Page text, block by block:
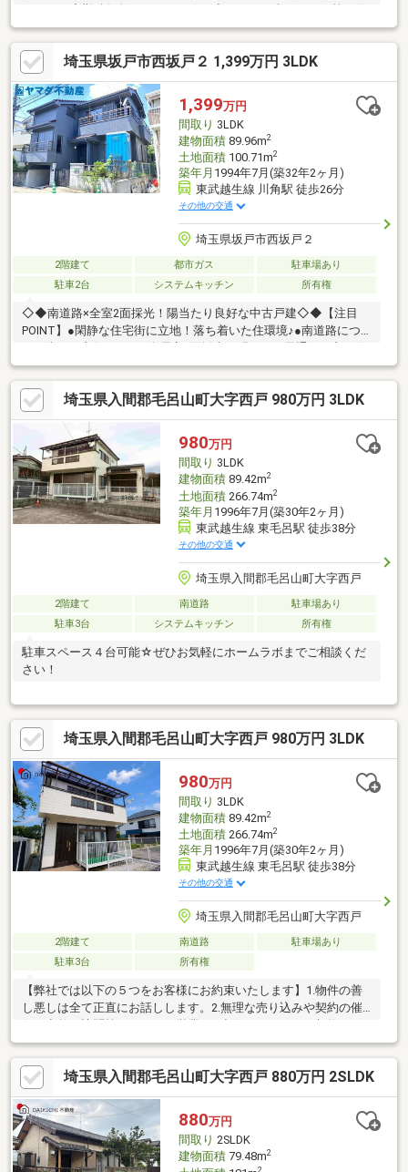
りがあり、そちらを完済、住宅ローン１本にしたいです。◆他の
不動産会社でローンが通りませんでした。◆住み替えで家を買い
たいのですが、どうすれば良いですか。→AIを駆使した査定書を
即日にお渡し致します。約１ヵ月でお住替えができます。お気軽
に、お声掛け下さいませ。
埼玉県坂戸市西坂戸２ 1,399万円 3LDK
1,399万円
間取り 3LDK
建物面積89.96m2
土地面積100.71m2
築年月 1994年7月(築32年2ヶ月)
東武越生線 川角駅 徒歩26分
その他の交通
埼玉県坂戸市西坂戸２
2階建て 都市ガス
駐車場あり
駐車2台
システムキッチン 所有権
◇◆南道路×全室2面採光！陽当たり良好な中古戸建◇◆【注目
POINT】●閑静な住宅街に立地！落ち着いた住環境♪●南道路につ
まい！●カースペース2台可（車種による）資金計画や住宅ローン
審査などのじっくり相談や、現地集合現地解散のサクッと見学な
どご希望に合わせたご案内が可能です！価格相談・ヤマダポイン
ト・家具家電特別割引などお得な情報盛りだくさん♪
埼玉県入間郡毛呂山町大字西戸 980万円 3LDK
980万円
間取り 3LDK
建物面積89.42m2
土地面積266.74m2
築年月 1996年7月(築30年2ヶ月)
東武越生線 東毛呂駅 徒歩38分
その他の交通
埼玉県入間郡毛呂山町大字西戸
2階建て 南道路
駐車場あり
駐車3台
システムキッチン 所有権
駐車スペース４台可能☆ぜひお気軽にホームラボまでご相談くだ
さい！
埼玉県入間郡毛呂山町大字西戸 980万円 3LDK
980万円
間取り 3LDK
建物面積89.42m2
土地面積266.74m2
築年月 1996年7月(築30年2ヶ月)
東武越生線 東毛呂駅 徒歩38分
その他の交通
埼玉県入間郡毛呂山町大字西戸
2階建て 南道路
駐車場あり
駐車3台
所有権
【弊社では以下の５つをお客様にお約束いたします】1.物件の善
し悪しは全て正直にお話しします。2.無理な売り込みや契約の催
ら終わりではなくお引き渡し後、お引越し後もお客様のパートナ
ーであること。 4.ウソやおとり広告は一切使いません。(データ更
新は迅速に行います。）5.お客様の個人情報は細心の注意を払っ
て取り扱いします。
埼玉県入間郡毛呂山町大字西戸 880万円 2SLDK
880万円
間取り 2SLDK
建物面積79.48m2
2